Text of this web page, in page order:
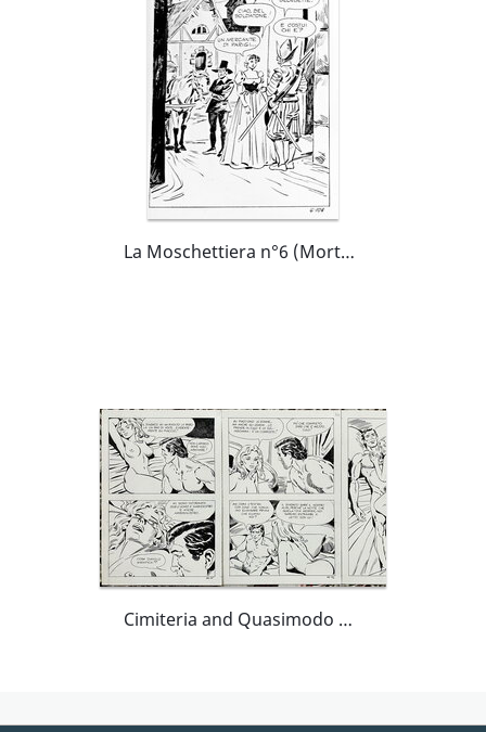
La Moschettiera n°6 (Morte a palazzo) page 108
Cimiteria and Quasimodo discuss business, 1982